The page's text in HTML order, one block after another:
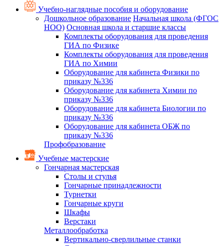
Учебно-наглядные пособия и оборудование
Дошкольное образование Начальная школа (ФГОС
НОО) Основная школа и старшие классы
Комплекты оборудования для проведения
ГИА по Физике
Комплекты оборудования для проведения
ГИА по Химии
Оборудование для кабинета Физики по
приказу №336
Оборудование для кабинета Химии по
приказу №336
Оборудование для кабинета Биологии по
приказу №336
Оборудование для кабинета ОБЖ по
приказу №336
Профобразование
Учебные мастерские
Гончарная мастерская
Столы и стулья
Гончарные принадлежности
Турнетки
Гончарные круги
Шкафы
Верстаки
Металлообработка
Вертикально-сверлильные станки